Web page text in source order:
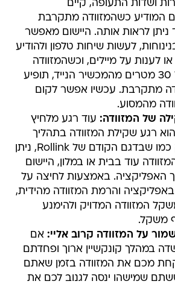
ושדות התעופה, קיים
המודיע כשהמזוודה מתקרבת
ניתן לראות אותה. היישום מאפשר
לעשות שיחות טלפון ולהודיע
לענות על מיילים, וכשהמזוודה
תיכנס לטווח של 30 מטרים מהמכשיר הנייד, תופיע
מתקרבת. עכשיו אפשר לקום
מהמסוע.
של המזוודה: עוד רגע מלחיץ
רגע שקילת המזוודה בתהליך
הצ'ק-אין. בדיוק כמו שבדגם הקודם של Rollink, ניתן
עוד בבית או במלון, היישום
האפליקציה. באמצעות לחיצה על
והרמת המזוודה מהידית,
המזוודה המדויק ולהימנע
משקל.
על המזוודה קרוב אליי: אם
במהלך קונקשיין ארוך ופחדתם
מכם את המזוודה בזמן שאתם
שמישהו ינסה לגנוב לכם את